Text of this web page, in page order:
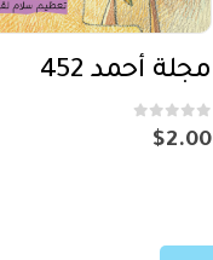
مجلة أحمد 452
0
$2.00